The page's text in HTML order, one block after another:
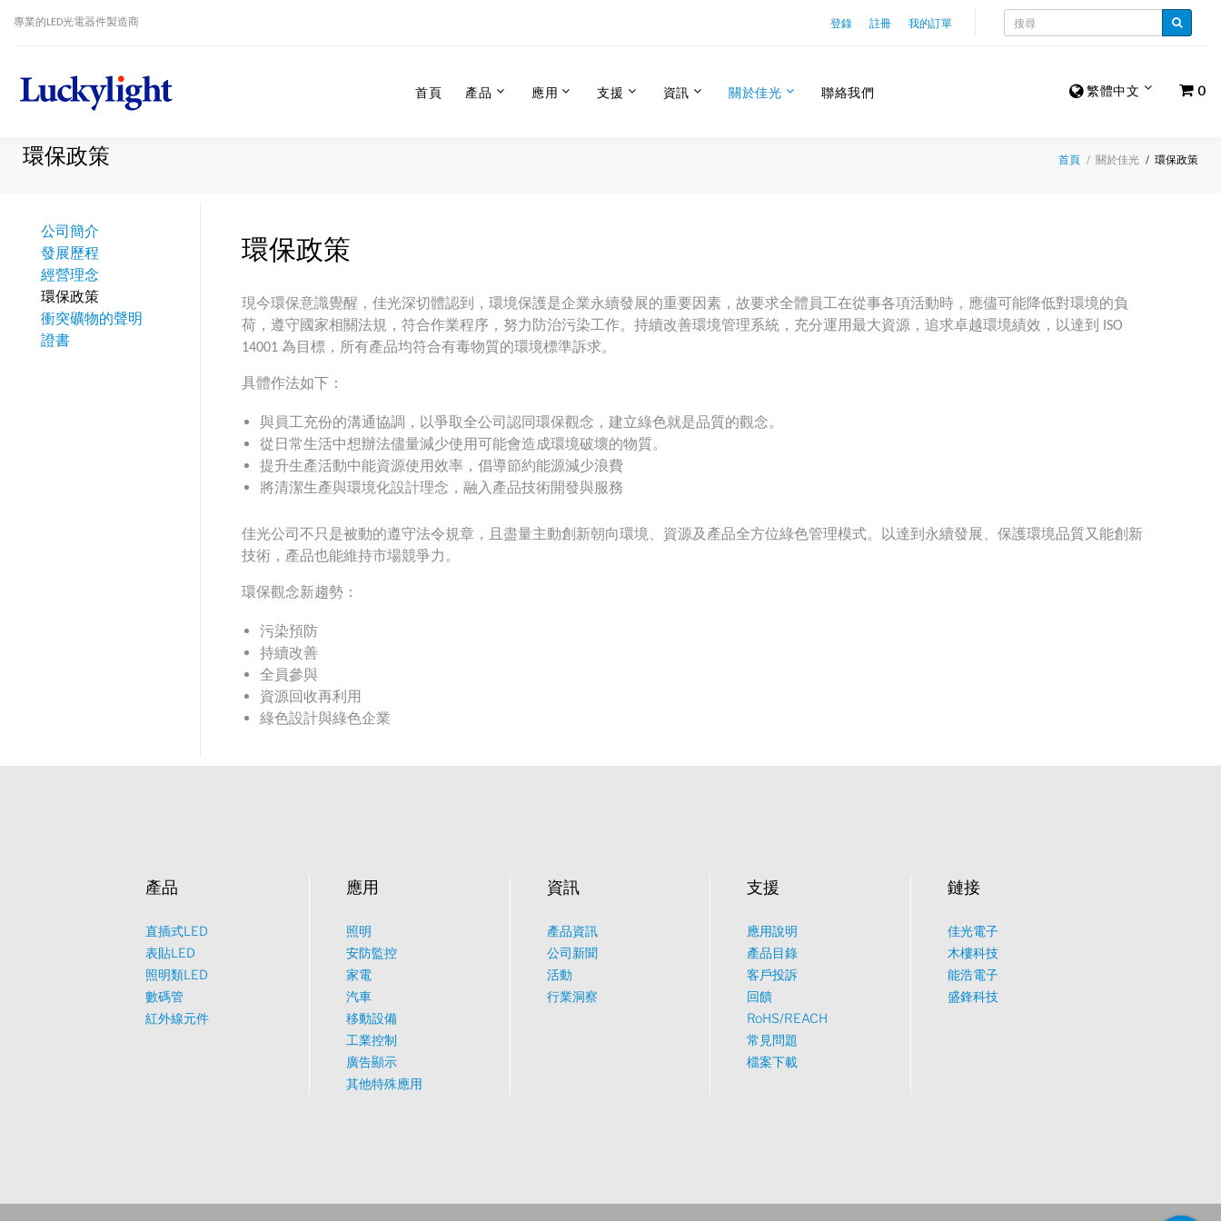
專業的LED光電器件製造商 登錄 註冊 我的訂單
繁體中文 0
首頁 產品 應用 支援 資訊 關於佳光 聯絡我們
環保政策 首頁 關於佳光 環保政策
公司簡介
發展歷程
經營理念
環保政策
衝突礦物的聲明
證書
環保政策
現今環保意識覺醒，佳光深切體認到，環境保護是企業永續發展的重要因素，故要求全體員工在從事各項活動時，應儘可能降低對環境的負
荷，遵守國家相關法規，符合作業程序，努力防治污染工作。持續改善環境管理系統，充分運用最大資源，追求卓越環境績效，以達到 ISO
14001 為目標，所有產品均符合有毒物質的環境標準訴求。
具體作法如下：
與員工充份的溝通協調，以爭取全公司認同環保觀念，建立綠色就是品質的觀念。
從日常生活中想辦法儘量減少使用可能會造成環境破壞的物質。
提升生產活動中能資源使用效率，倡導節約能源減少浪費
將清潔生產與環境化設計理念，融入產品技術開發與服務
佳光公司不只是被動的遵守法令規章，且盡量主動創新朝向環境、資源及產品全方位綠色管理模式。以達到永續發展、保護環境品質又能創新
技術，產品也能維持市場競爭力。
環保觀念新趨勢：
污染預防
持續改善
全員參與
資源回收再利用
綠色設計與綠色企業
產品
直插式LED
表貼LED
照明類LED
數碼管
紅外線元件
應用
照明
安防監控
家電
汽車
移動設備
工業控制
廣告顯示
其他特殊應用
資訊
產品資訊
公司新聞
活動
行業洞察
支援
應用說明
產品目錄
客戶投訴
回饋
RoHS/REACH
常見問題
檔案下載
鏈接
佳光電子
木樓科技
能浩電子
盛鋒科技
What would you like to talk about?
Tech